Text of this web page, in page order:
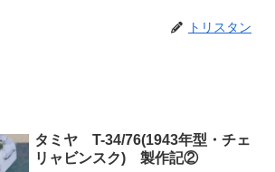
トリスタン
タミヤ T-34/76(1943年型・チェ
リャビンスク) 製作記②